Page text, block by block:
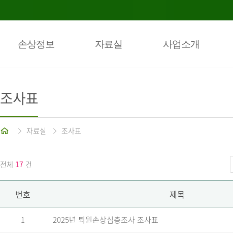
손상정보 자료실 사업소개
조사표
홈 자료실 조사표
전체 17 건
번호 제목
1 2025년 퇴원손상심층조사 조사표